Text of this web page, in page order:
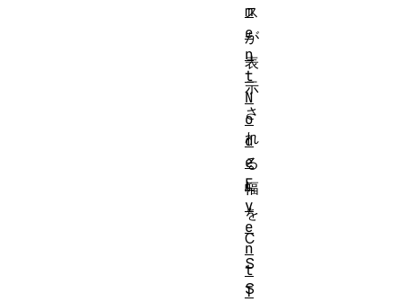
ス
が
表
示
さ
れ
る
幅
を
C
S
S
m
e
n
t
N
o
d
e
E
v
e
n
t
T